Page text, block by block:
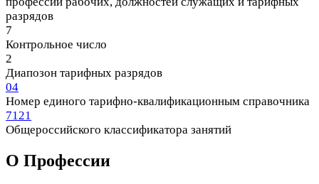
разрядов
7
Контрольное число
2
Диапозон тарифных разрядов
04
Номер единого тарифно-квалификационным справочника
7121
Общероссийского классификатора занятий
О Профеcсии